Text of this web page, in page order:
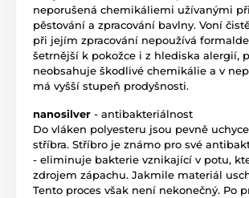
neporušená chemikáliemi užívanými
pěstování a zpracování bavlny. Voní
při jejím zpracování nepoužívá
šetrnější k pokožce i z hlediska alergií,
neobsahuje škodlivé chemikálie a v
má vyšší stupeň prodyšnosti.
nanosilver - antibakteriálnost
Do vláken polyesteru jsou pevně
stříbra. Stříbro je známo pro své
- eliminuje bakterie vznikající v potu,
zdrojem zápachu. Jakmile materiál
Tento proces však není nekonečný. Po